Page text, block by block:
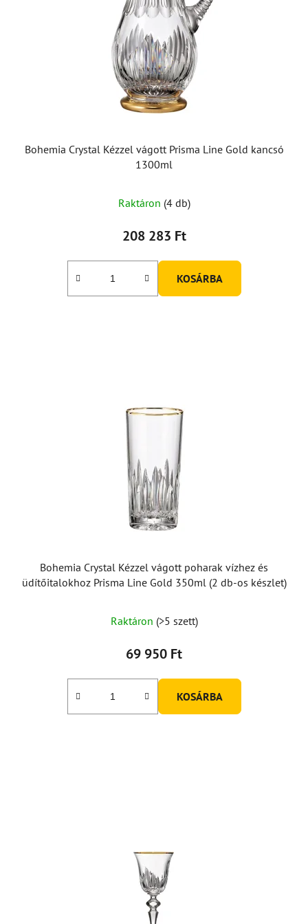
Bohemia Crystal Kézzel vágott Prisma Line Gold kancsó
1300ml
Raktáron (4 db)
208 283 Ft
KOSÁRBA
Bohemia Crystal Kézzel vágott poharak vízhez és
üdítőitalokhoz Prisma Line Gold 350ml (2 db-os készlet)
Raktáron (>5 szett)
69 950 Ft
KOSÁRBA